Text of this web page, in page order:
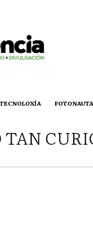
TECNOLOXÍA